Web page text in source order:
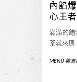
內餡
心王
滿滿的飽
茶就來這
MENU 美食